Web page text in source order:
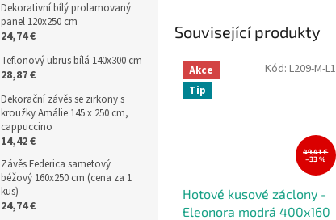
Dekorativní bílý prolamovaný
panel 120x250 cm
24,74 €
Teflonový ubrus bílá 140x300 cm
28,87 €
Dekorační závěs se zirkony s
kroužky Amálie 145 x 250 cm,
cappuccino
14,42 €
Závěs Federica sametový
béžový 160x250 cm (cena za 1
kus)
24,74 €
Související produkty
Akce
Tip
49,41 €
–33 %
Hotové kusové záclony -
Eleonora modrá 400x160
Kód: L209-M-L1